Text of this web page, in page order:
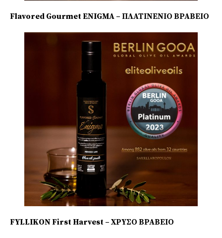
Flavored Gourmet ENIGMA – ΠΛΑΤΙΝΕΝΙΟ ΒΡΑΒΕΙΟ
FYLLIKON First Harvest – ΧΡΥΣΟ ΒΡΑΒΕΙΟ